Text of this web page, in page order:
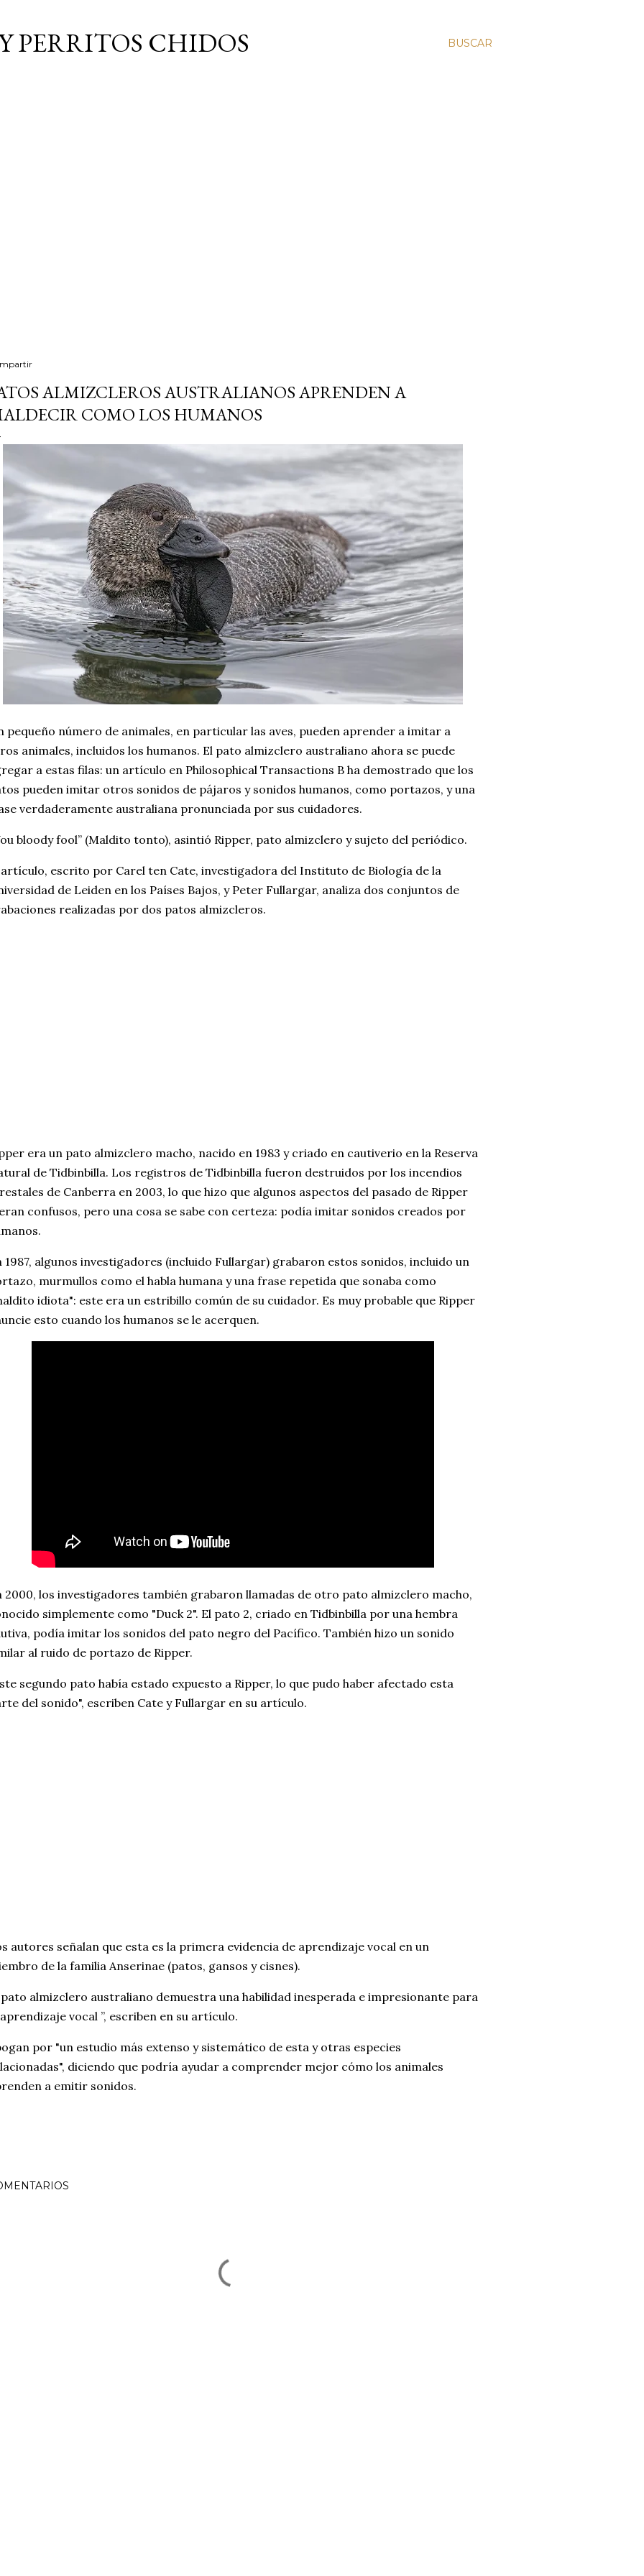
BUSCAR
PERRITOS CHIDOS
ALMIZCLEROS AUSTRALIANOS APRENDEN A
COMO LOS HUMANOS
pequeño número de animales, en particular las aves, pueden aprender a imitar a
animales, incluidos los humanos. El pato almizclero australiano ahora se puede
a estas filas: un artículo en Philosophical Transactions B ha demostrado que los
pueden imitar otros sonidos de pájaros y sonidos humanos, como portazos, y una
verdaderamente australiana pronunciada por sus cuidadores.
bloody fool” (Maldito tonto), asintió Ripper, pato almizclero y sujeto del periódico.
artículo, escrito por Carel ten Cate, investigadora del Instituto de Biología de la
de Leiden en los Países Bajos, y Peter Fullargar, analiza dos conjuntos de
realizadas por dos patos almizcleros.
era un pato almizclero macho, nacido en 1983 y criado en cautiverio en la Reserva
de Tidbinbilla. Los registros de Tidbinbilla fueron destruidos por los incendios
de Canberra en 2003, lo que hizo que algunos aspectos del pasado de Ripper
confusos, pero una cosa se sabe con certeza: podía imitar sonidos creados por
1987, algunos investigadores (incluido Fullargar) grabaron estos sonidos, incluido un
murmullos como el habla humana y una frase repetida que sonaba como
idiota": este era un estribillo común de su cuidador. Es muy probable que Ripper
esto cuando los humanos se le acerquen.
2000, los investigadores también grabaron llamadas de otro pato almizclero macho,
simplemente como "Duck 2". El pato 2, criado en Tidbinbilla por una hembra
podía imitar los sonidos del pato negro del Pacífico. También hizo un sonido
al ruido de portazo de Ripper.
segundo pato había estado expuesto a Ripper, lo que pudo haber afectado esta
del sonido", escriben Cate y Fullargar en su artículo.
autores señalan que esta es la primera evidencia de aprendizaje vocal en un
de la familia Anserinae (patos, gansos y cisnes).
pato almizclero australiano demuestra una habilidad inesperada e impresionante para
vocal ”, escriben en su artículo.
por "un estudio más extenso y sistemático de esta y otras especies
diciendo que podría ayudar a comprender mejor cómo los animales
a emitir sonidos.